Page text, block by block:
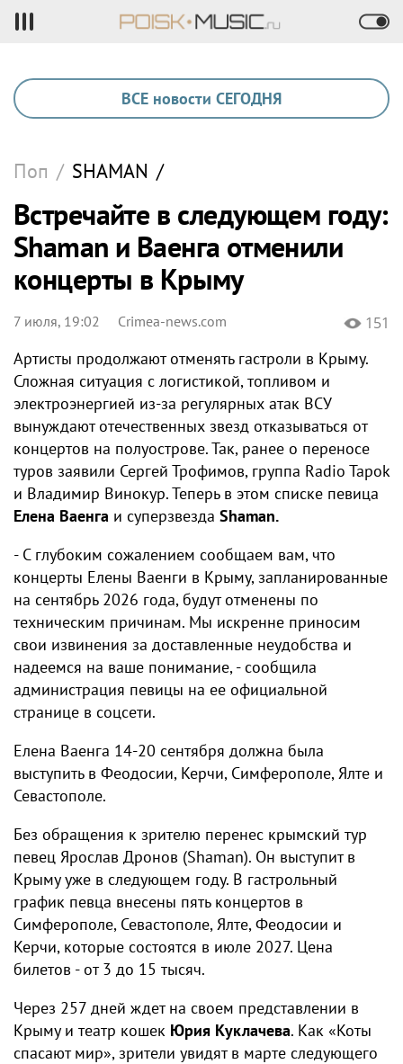
ВСЕ новости СЕГОДНЯ
Поп / SHAMAN /
Встречайте в следующем году:
Shaman и Ваенга отменили
концерты в Крыму
7 июля, 19:02 Crimea-news.com 151
Артисты продолжают отменять гастроли в Крыму.
Сложная ситуация с логистикой, топливом и
электроэнергией из-за регулярных атак ВСУ
вынуждают отечественных звезд отказываться от
концертов на полуострове. Так, ранее о переносе
туров заявили Сергей Трофимов, группа Radio Tapok
и Владимир Винокур. Теперь в этом списке певица
Елена Ваенга и суперзвезда Shaman.
- С глубоким сожалением сообщаем вам, что
концерты Елены Ваенги в Крыму, запланированные
на сентябрь 2026 года, будут отменены по
техническим причинам. Мы искренне приносим
свои извинения за доставленные неудобства и
надеемся на ваше понимание, - сообщила
администрация певицы на ее официальной
странице в соцсети.
Елена Ваенга 14-20 сентября должна была
выступить в Феодосии, Керчи, Симферополе, Ялте и
Севастополе.
Без обращения к зрителю перенес крымский тур
певец Ярослав Дронов (Shaman). Он выступит в
Крыму уже в следующем году. В гастрольный
график певца внесены пять концертов в
Симферополе, Севастополе, Ялте, Феодосии и
Керчи, которые состоятся в июле 2027. Цена
билетов - от 3 до 15 тысяч.
Через 257 дней ждет на своем представлении в
Крыму и театр кошек Юрия Куклачева. Как «Коты
спасают мир», зрители увидят в марте следующего